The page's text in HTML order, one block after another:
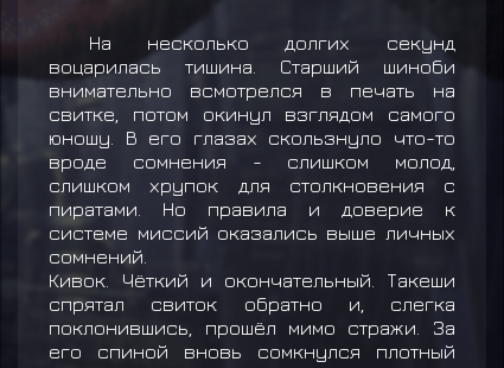
На несколько долгих секунд
воцарилась тишина. Старший шиноби
внимательно всмотрелся в печать на
свитке, потом окинул взглядом самого
юношу. В его глазах скользнуло что-то
вроде сомнения - слишком молод,
слишком хрупок для столкновения с
пиратами. Но правила и доверие к
системе миссий оказались выше личных
сомнений.
Кивок. Чёткий и окончательный. Такеши
спрятал свиток обратно и, слегка
поклонившись, прошёл мимо стражи. За
его спиной вновь сомкнулся плотный